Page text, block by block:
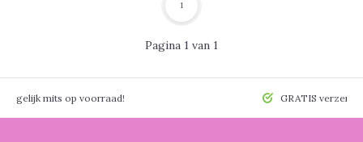
Pagina 1 van 1
1
mits op voorraad! GRATIS